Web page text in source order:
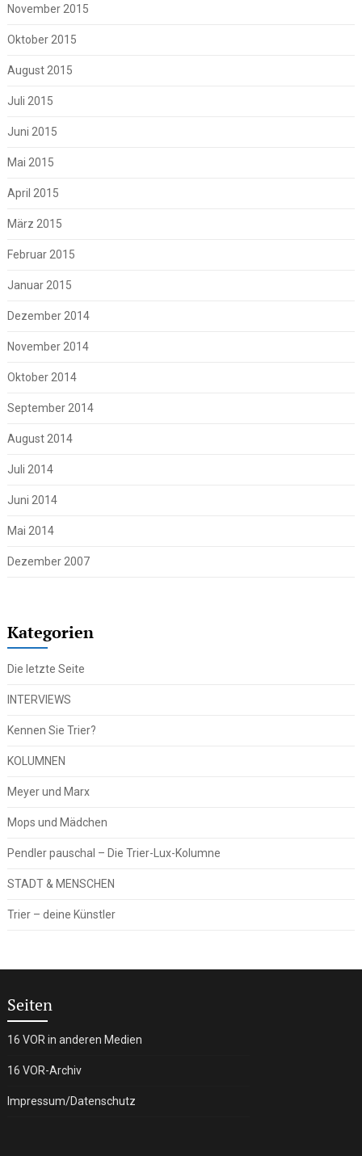
November 2015
Oktober 2015
August 2015
Juli 2015
Juni 2015
Mai 2015
April 2015
März 2015
Februar 2015
Januar 2015
Dezember 2014
November 2014
Oktober 2014
September 2014
August 2014
Juli 2014
Juni 2014
Mai 2014
Dezember 2007
Kategorien
Die letzte Seite
INTERVIEWS
Kennen Sie Trier?
KOLUMNEN
Meyer und Marx
Mops und Mädchen
Pendler pauschal – Die Trier-Lux-Kolumne
STADT & MENSCHEN
Trier – deine Künstler
Seiten
16 VOR in anderen Medien
16 VOR-Archiv
Impressum/Datenschutz